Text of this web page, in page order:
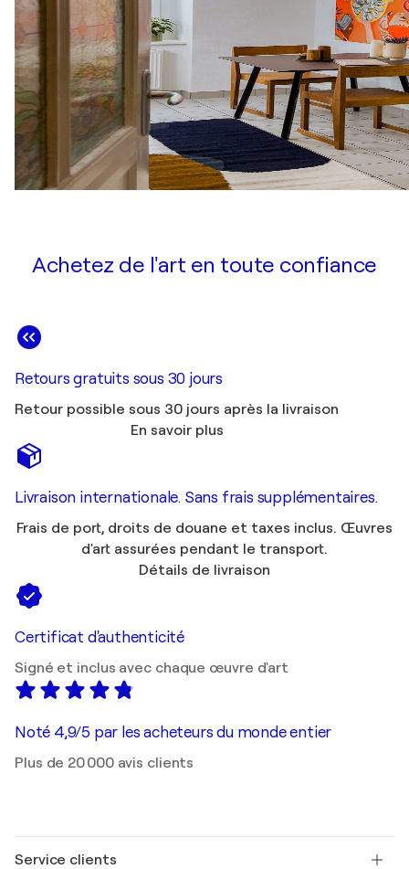
Achetez de l'art en toute confiance
Retours gratuits sous 30 jours
Retour possible sous 30 jours après la livraison
En savoir plus
Livraison internationale. Sans frais supplémentaires.
Frais de port, droits de douane et taxes inclus. Œuvres
d'art assurées pendant le transport.
Détails de livraison
Certificat d'authenticité
Signé et inclus avec chaque œuvre d'art
Noté 4,9/5 par les acheteurs du monde entier
Plus de 20 000 avis clients
Service clients